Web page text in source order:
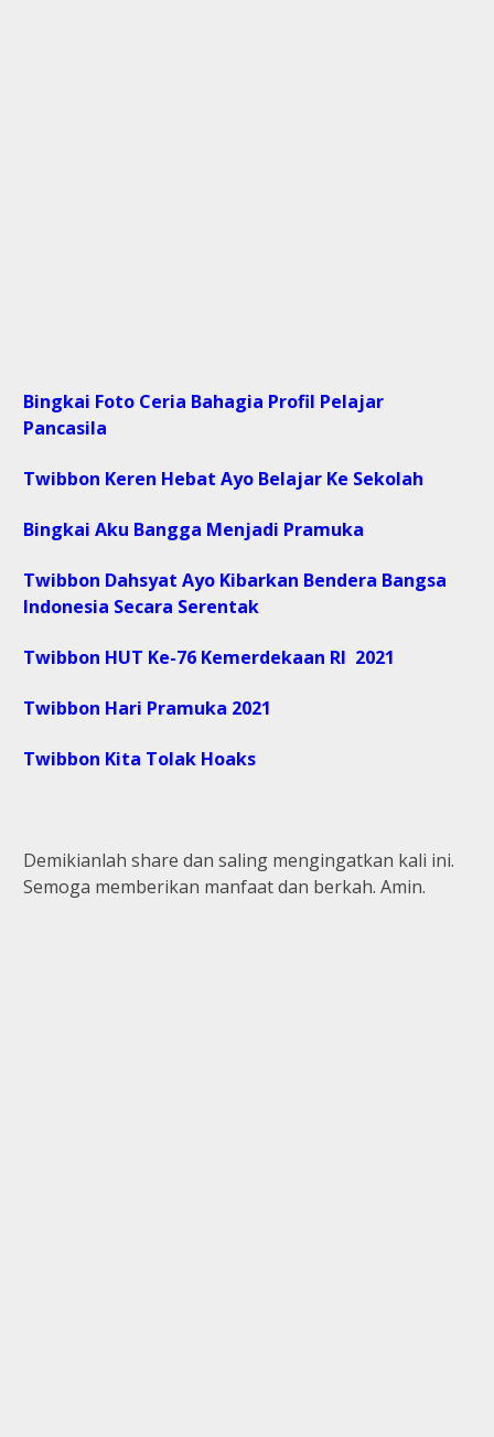
Bingkai Foto Ceria Bahagia Profil Pelajar
Pancasila
Twibbon Keren Hebat Ayo Belajar Ke Sekolah
Bingkai Aku Bangga Menjadi Pramuka
Twibbon Dahsyat Ayo Kibarkan Bendera Bangsa
Indonesia Secara Serentak
Twibbon HUT Ke-76 Kemerdekaan RI 2021
Twibbon Hari Pramuka 2021
Twibbon Kita Tolak Hoaks
Demikianlah share dan saling mengingatkan kali ini.
Semoga memberikan manfaat dan berkah. Amin.